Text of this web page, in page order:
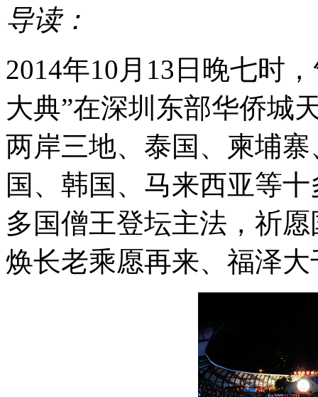
导读：
2014年10月13日晚七时
大典”在深圳东部华侨城
两岸三地、泰国、柬埔
国、韩国、马来西亚等
多国僧王登坛主法，祈
焕长老乘愿再来、福泽大